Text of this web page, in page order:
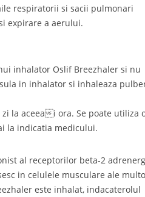
respiratorii si sacii pulmonari
expirare a aerului.
inhalator Oslif Breezhaler si nu
in inhalator si inhaleaza
la aceeai ora. Se poate utiliza
la indicatia medicului.
al receptorilor beta-2
in celulele musculare ale
este inhalat, indacaterolul